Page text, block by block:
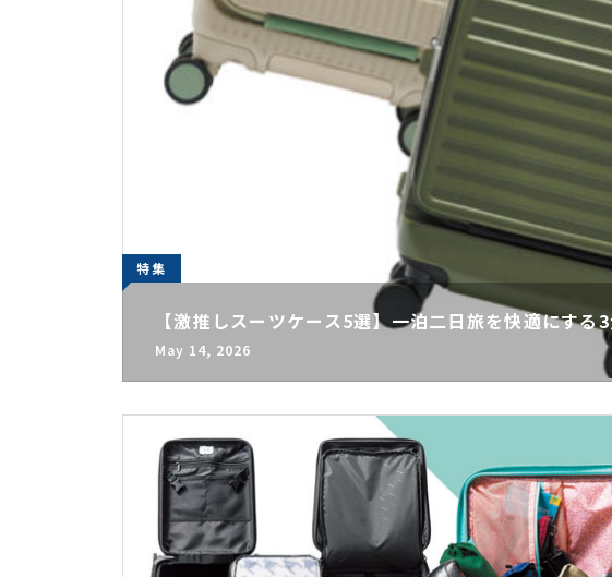
特集
【激推しスーツケース5選】一泊二日旅を快適にする
May 14, 2026